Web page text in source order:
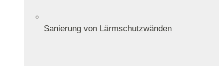
Sanierung von Lärmschutzwänden